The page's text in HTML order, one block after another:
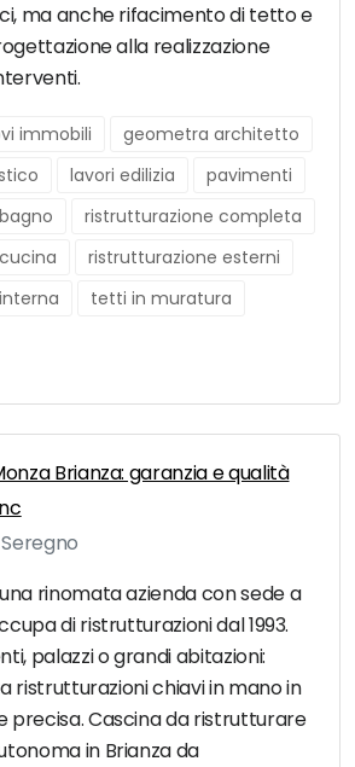
ma anche rifacimento di tetto e
alla realizzazione
immobili
geometra architetto
lavori edilizia
pavimenti
ristrutturazione completa
ristrutturazione esterni
tetti in muratura
Brianza: garanzia e qualità
rinomata azienda con sede a
di ristrutturazioni dal 1993.
palazzi o grandi abitazioni:
ristrutturazioni chiavi in mano in
precisa. Cascina da ristrutturare
in Brianza da